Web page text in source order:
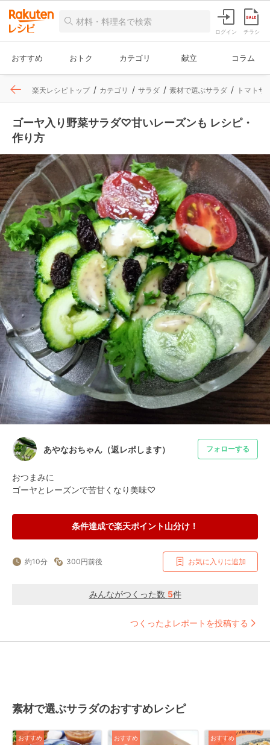
ログイン チラシ
おすすめ おトク カテゴリ 献立 コラム
楽天レシピトップ カテゴリ サラダ 素材で選ぶサラダ トマトサ
ゴーヤ入り野菜サラダ♡甘いレーズンも レシピ・
作り方
あやなおちゃん（返レポします） フォローする
おつまみに
ゴーヤとレーズンで苦甘くなり美味♡
条件達成で楽天ポイント山分け！
約10分 300円前後 お気に入りに追加
みんながつくった数 5件
つくったよレポートを投稿する
素材で選ぶサラダのおすすめレシピ
おすすめ おすすめ おすすめ